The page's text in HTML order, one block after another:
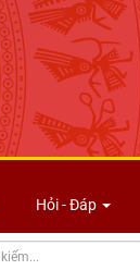
Hỏi - Đáp